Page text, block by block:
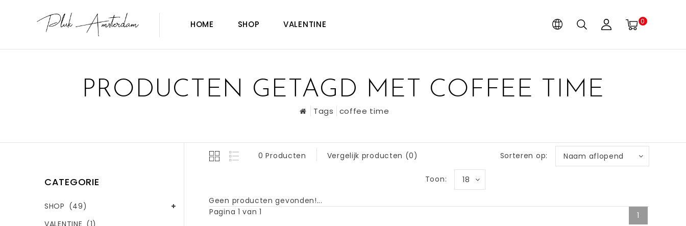
HOME SHOP VALENTINE 0
PRODUCTEN GETAGD MET COFFEE TIME
Tags coffee time
CATEGORIE
SHOP (49)
0 Producten Vergelijk producten (0) Sorteren op: Naam aflopend
Toon: 18
Geen producten gevonden!...
Pagina 1 van 1
1